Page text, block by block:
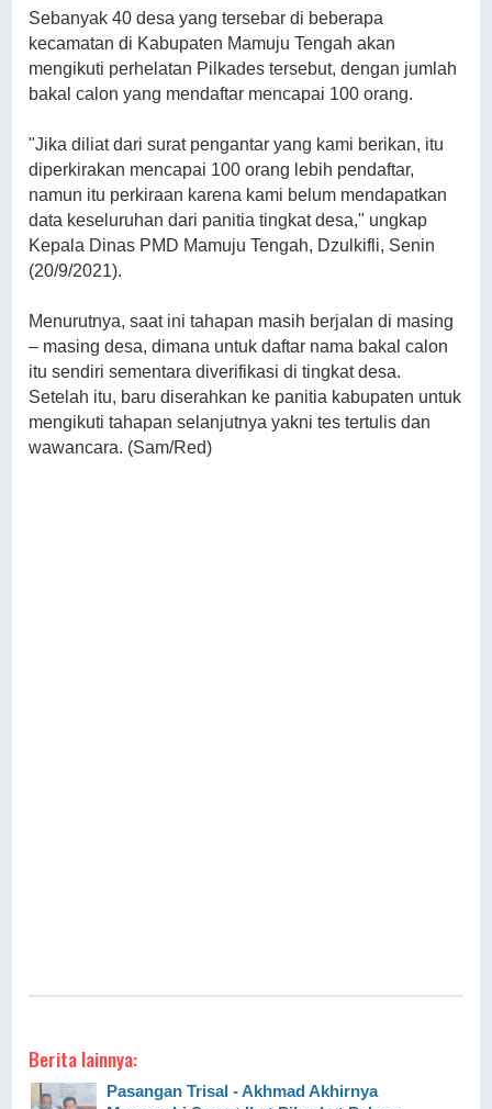
Sebanyak 40 desa yang tersebar di beberapa
kecamatan di Kabupaten Mamuju Tengah akan
mengikuti perhelatan Pilkades tersebut, dengan jumlah
bakal calon yang mendaftar mencapai 100 orang.
"Jika diliat dari surat pengantar yang kami berikan, itu
diperkirakan mencapai 100 orang lebih pendaftar,
namun itu perkiraan karena kami belum mendapatkan
data keseluruhan dari panitia tingkat desa," ungkap
Kepala Dinas PMD Mamuju Tengah, Dzulkifli, Senin
(20/9/2021).
Menurutnya, saat ini tahapan masih berjalan di masing
– masing desa, dimana untuk daftar nama bakal calon
itu sendiri sementara diverifikasi di tingkat desa.
Setelah itu, baru diserahkan ke panitia kabupaten untuk
mengikuti tahapan selanjutnya yakni tes tertulis dan
wawancara. (Sam/Red)
Berita lainnya:
Pasangan Trisal - Akhmad Akhirnya